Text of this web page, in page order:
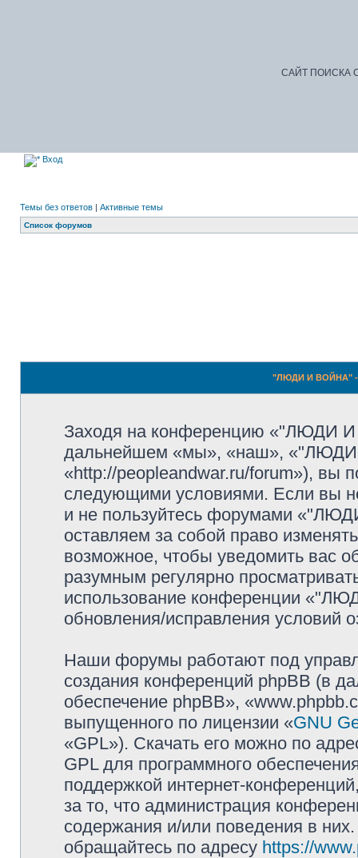
САЙТ ПОИСКА
Вход
Темы без ответов | Активные темы
Список форумов
"ЛЮДИ И ВОЙНА" -
Заходя на конференцию «"ЛЮДИ
дальнейшем «мы», «наш»,
«http://peopleandwar.ru/forum»), вы
следующими условиями. Если вы
и не пользуйтесь форумами
оставляем за собой право
возможное, чтобы уведомить вас
разумным регулярно
использование конференции
обновления/исправления условий
Наши форумы работают под
создания конференций phpBB (в
обеспечение phpBB»,
выпущенного по лицензии «GNU
«GPL»). Скачать его можно по
GPL для программного
поддержкой интернет-
за то, что администрация
содержания и/или поведения в
обращайтесь по адресу https://